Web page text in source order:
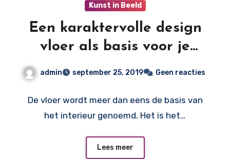
Kunst in Beeld
Een karaktervolle design
vloer als basis voor je
admin september 25, 2019 Geen reacties
De vloer wordt meer dan eens de basis van
het interieur genoemd. Het is het…
Lees meer